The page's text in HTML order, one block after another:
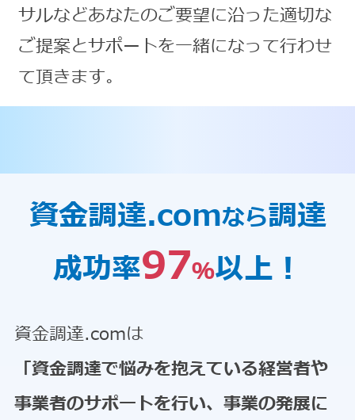
サルなどあなたのご要望に沿った適切な
ご提案とサポートを一緒になって行わせ
て頂きます。
資金調達.comなら調達
成功率97％以上！
資金調達.comは
「資金調達で悩みを抱えている経営者や
事業者のサポートを行い、事業の発展に